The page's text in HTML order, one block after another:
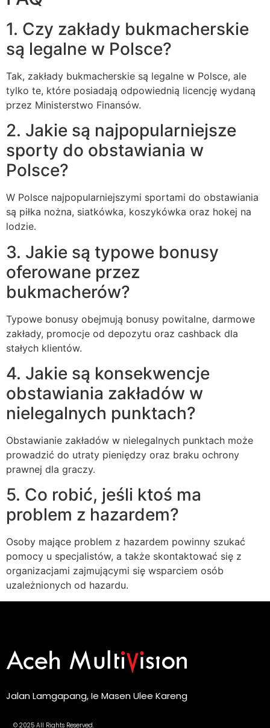
1. Czy zakłady bukmacherskie
są legalne w Polsce?
Tak, zakłady bukmacherskie są legalne w Polsce, ale
tylko te, które posiadają odpowiednią licencję wydaną
przez Ministerstwo Finansów.
2. Jakie są najpopularniejsze
sporty do obstawiania w
Polsce?
W Polsce najpopularniejszymi sportami do obstawiania
są piłka nożna, siatkówka, koszykówka oraz hokej na
lodzie.
3. Jakie są typowe bonusy
oferowane przez
bukmacherów?
Typowe bonusy obejmują bonusy powitalne, darmowe
zakłady, promocje od depozytu oraz cashback dla
stałych klientów.
4. Jakie są konsekwencje
obstawiania zakładów w
nielegalnych punktach?
Obstawianie zakładów w nielegalnych punktach może
prowadzić do utraty pieniędzy oraz braku ochrony
prawnej dla graczy.
5. Co robić, jeśli ktoś ma
problem z hazardem?
Osoby mające problem z hazardem powinny szukać
pomocy u specjalistów, a także skontaktować się z
organizacjami zajmującymi się wsparciem osób
uzależnionych od hazardu.
Jalan Lamgapang, Ie Masen Ulee Kareng
© 2025 All Rights Reserved.